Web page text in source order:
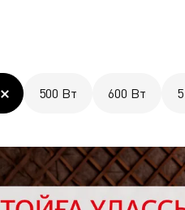
500 Вт 600 Вт